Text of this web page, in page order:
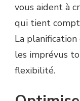
vous aident à
qui tient
La planification
les imprévus
flexibilité.